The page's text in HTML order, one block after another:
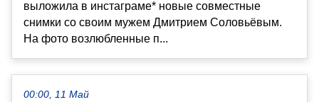
выложила в инстаграме* новые совместные
снимки со своим мужем Дмитрием Соловьёвым.
На фото возлюбленные п...
00:00, 11 Май